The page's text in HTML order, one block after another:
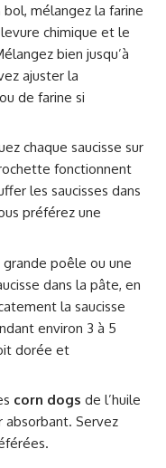
bol, mélangez la farine
chimique et le
bien jusqu’à
ajuster la
de farine si
chaque saucisse sur
fonctionnent
les saucisses dans
préférez une
grande poêle ou une
dans la pâte, en
la saucisse
environ 3 à 5
dorée et
corn dogs de l’huile
Servez